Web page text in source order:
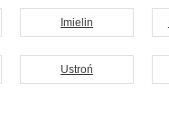
Imielin
Ustroń